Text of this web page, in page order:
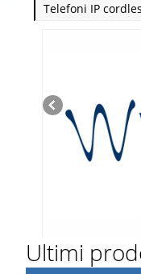
Telefoni IP
Ultimi